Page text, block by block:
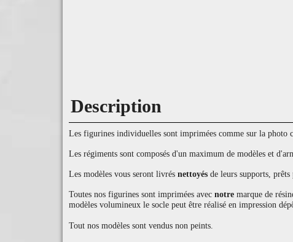
Description
Les figurines individuelles sont imprimées comme sur la photo
Les régiments sont composés d'un maximum de modèles et
Les modèles vous seront livrés nettoyés de leurs supports,
Toutes nos figurines sont imprimées avec notre marque de
modèles volumineux le socle peut être réalisé en impression
Tout nos modèles sont vendus non peints.